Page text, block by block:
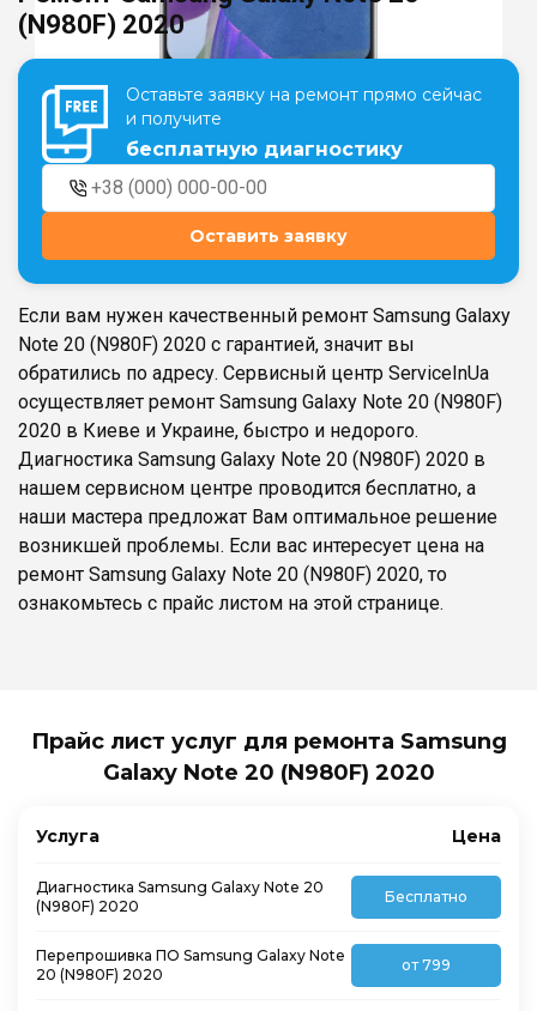
Театральная
г. Киев, ул. Крещатик 44-А г. Киев, ул. Анны Ахматовой, 30
Оболонь
г. Киев, ТЦ LAKE PLAZA, ул. Героев
полка «Азов», 12
Дворец "Украина"
г. Киев, ул. Казимира Малевича, 87
г. Киев, Комфорт Таун, ул.
Березнева, 16, корпус 3
RU
(N980F) 2020
Оставьте заявку на ремонт прямо сейчас
и получите
бесплатную диагностику
Оставить заявку
Если вам нужен качественный ремонт Samsung Galaxy
Note 20 (N980F) 2020 с гарантией, значит вы
обратились по адресу. Сервисный центр ServiceInUa
осуществляет ремонт Samsung Galaxy Note 20 (N980F)
2020 в Киеве и Украине, быстро и недорого.
Диагностика Samsung Galaxy Note 20 (N980F) 2020 в
нашем сервисном центре проводится бесплатно, а
наши мастера предложат Вам оптимальное решение
возникшей проблемы. Если вас интересует цена на
ремонт Samsung Galaxy Note 20 (N980F) 2020, то
ознакомьтесь с прайс листом на этой странице.
Прайс лист услуг для ремонта Samsung
Galaxy Note 20 (N980F) 2020
Услуга Цена
Диагностика Samsung Galaxy Note 20
(N980F) 2020
Бесплатно
Перепрошивка ПО Samsung Galaxy Note
20 (N980F) 2020
от 799